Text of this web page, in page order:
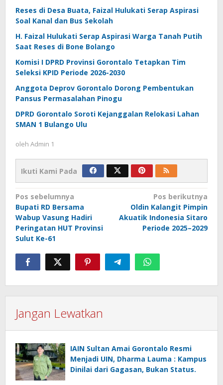
Reses di Desa Buata, Faizal Hulukati Serap Aspirasi
Soal Kanal dan Bus Sekolah
H. Faizal Hulukati Serap Aspirasi Warga Tanah Putih
Saat Reses di Bone Bolango
Komisi I DPRD Provinsi Gorontalo Tetapkan Tim
Seleksi KPID Periode 2026-2030
Anggota Deprov Gorontalo Dorong Pembentukan
Pansus Permasalahan Pinogu
DPRD Gorontalo Soroti Kejanggalan Relokasi Lahan
SMAN 1 Bulango Ulu
oleh Admin 1
Ikuti Kami Pada
Navigasi
pos
Pos sebelumnya
Bupati RD Bersama
Wabup Vasung Hadiri
Peringatan HUT Provinsi
Sulut Ke-61
Pos berikutnya
Oldin Kalangit Pimpin
Akuatik Indonesia Sitaro
Periode 2025–2029
Jangan Lewatkan
IAIN Sultan Amai Gorontalo Resmi
Menjadi UIN, Dharma Lauma : Kampus
Dinilai dari Gagasan, Bukan Status.